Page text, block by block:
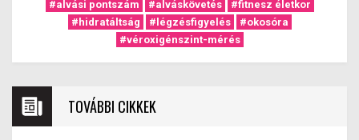
#alvási pontszám #alváskövetés
#fitnesz életkor
#hidratáltság
#légzésfigyelés
#okosóra
#véroxigénszint-mérés
TOVÁBBI CIKKEK